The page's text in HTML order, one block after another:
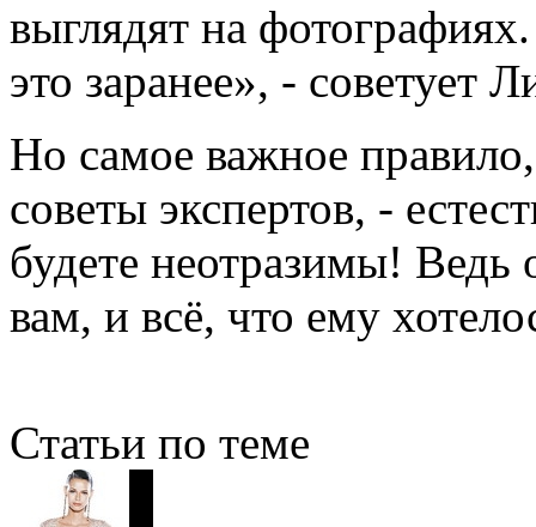
выглядят на
это заранее», - советует
Но самое важное
советы экспертов, -
будете неотразимы!
вам, и всё, что ему
Статьи по теме